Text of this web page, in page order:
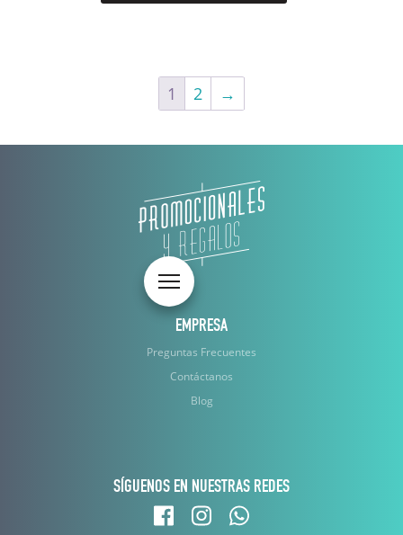
Toggle navigation
1 2 →
EMPRESA
Preguntas Frecuentes
Contáctanos
Blog
SÍGUENOS EN NUESTRAS REDES